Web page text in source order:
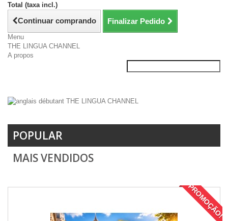
Total (taxa incl.)
Continuar comprando Finalizar Pedido
Menu
THE LINGUA CHANNEL
A propos
POPULAR
MAIS VENDIDOS
PROMOÇÃO!